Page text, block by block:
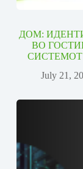
ДОМ:
ВО
СИСТЕМОТ
July 21,